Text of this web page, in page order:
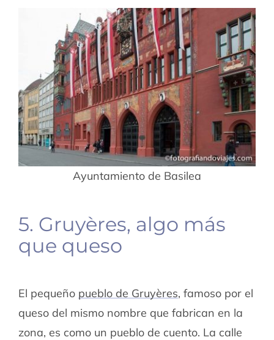
Ayuntamiento de Basilea
5. Gruyères, algo más
que queso
El pequeño pueblo de Gruyères, famoso por el
queso del mismo nombre que fabrican en la
zona, es como un pueblo de cuento. La calle